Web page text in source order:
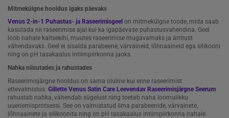
Mitmekülgne hooldus igaks päevaks
Venus 2-in-1 Puhastus- ja Raseerimisgeel on mitmekülgne toode, mida saab
kasutada nii raseerimise ajal kui ka igapäevase puhastusvahendina. Geel
loob nahale kaitsekihi, muutes raseerimise mugavamaks ja ärritust
vähendavaks. Geel ei sisalda parabeene, värvaineid, lõhnaaineid ega silikooni
ning on pH tasakaalus intiimpiirkonna jaoks.
Nahka niisutades ja rahustades
Raseerimisjärgne hooldus on sama oluline kui enne raseerimist
ettevalmistus. Gillette Venus Satin Care Leevendav Raseerimisjärgne Seerum
rahustab nahka, vähendab sügelust ning toetab naha loomulikku
uuenemisprotsessi. See on valmistatud ilma parabeenide, värvainete,
lõhnaainete ja silikoonita ning on pH tasakaalus intiimpiirkonna nahale.